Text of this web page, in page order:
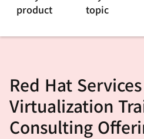
변
product
topic
Red Hat
Virtualization
Consulting